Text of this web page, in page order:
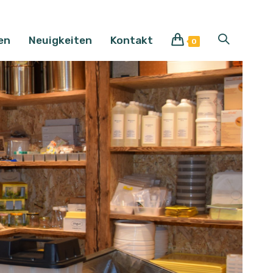
Neuigkeiten Kontakt 0 Website-
Suche
umschalten